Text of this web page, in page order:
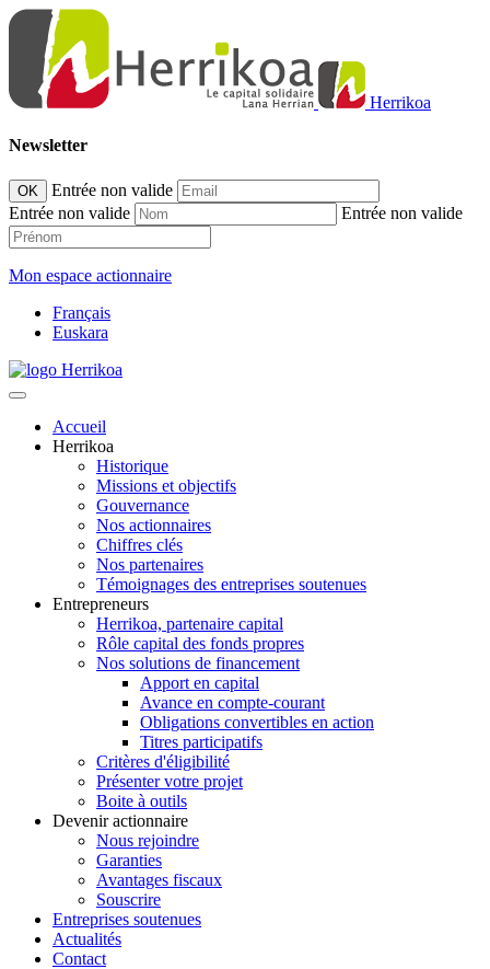
Herrikoa
Newsletter
OK
Entrée non valide
Entrée non valide
Entrée non valide
Mon espace actionnaire
Français
Euskara
Accueil
Herrikoa
Historique
Missions et objectifs
Gouvernance
Nos actionnaires
Chiffres clés
Nos partenaires
Témoignages des entreprises soutenues
Entrepreneurs
Herrikoa, partenaire capital
Rôle capital des fonds propres
Nos solutions de financement
Apport en capital
Avance en compte-courant
Obligations convertibles en action
Titres participatifs
Critères d'éligibilité
Présenter votre projet
Boite à outils
Devenir actionnaire
Nous rejoindre
Garanties
Avantages fiscaux
Souscrire
Entreprises soutenues
Actualités
Contact